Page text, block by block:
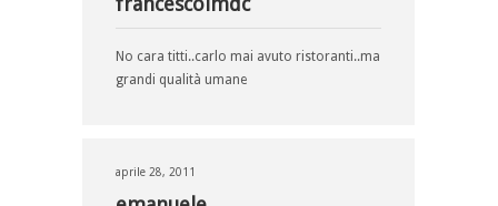
No cara titti..carlo mai avuto ristoranti..ma
grandi qualità umane
aprile 28, 2011